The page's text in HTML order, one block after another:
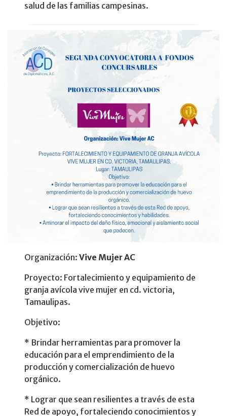
salud de las familias campesinas.
Organización:Vive Mujer AC
Proyecto: Fortalecimiento y equipamiento de
granja avícola vive mujer en cd. victoria,
Tamaulipas.
Objetivo:
* Brindar herramientas para promover la
educación para el emprendimiento de la
producción y comercialización de huevo
orgánico.
* Lograr que sean resilientes a través de esta
Red de apoyo, fortaleciendo conocimientos y